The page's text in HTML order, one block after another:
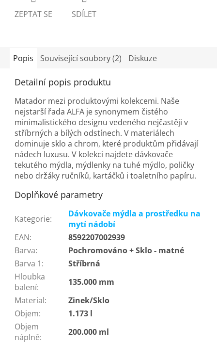
ZEPTAT SE SDÍLET
Popis Související soubory (2) Diskuze
Detailní popis produktu
Matador mezi produktovými kolekcemi. Naše
nejstarší řada ALFA je synonymem čistého
minimalistického designu vedeného nejčastěji v
stříbrných a bílých odstínech. V materiálech
dominuje sklo a chrom, které produktům přidávají
nádech luxusu. V kolekci najdete dávkovače
tekutého mýdla, mýdlenky na tuhé mýdlo, poličky
nebo držáky ručníků, kartáčků i toaletního papíru.
Doplňkové parametry
Kategorie:
Dávkovače mýdla a prostředku na
mytí nádobí
EAN:
8592207002939
Barva:
Pochromováno + Sklo - matné
Barva 1:
Stříbrná
Hloubka
balení:
135.000 mm
Material:
Zinek/Sklo
Objem:
1.173 l
Objem
náplně:
200.000 ml